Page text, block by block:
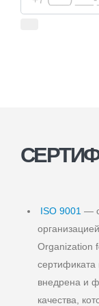
ISO 9001 —
Organization
сертификата
внедрена и
качества,